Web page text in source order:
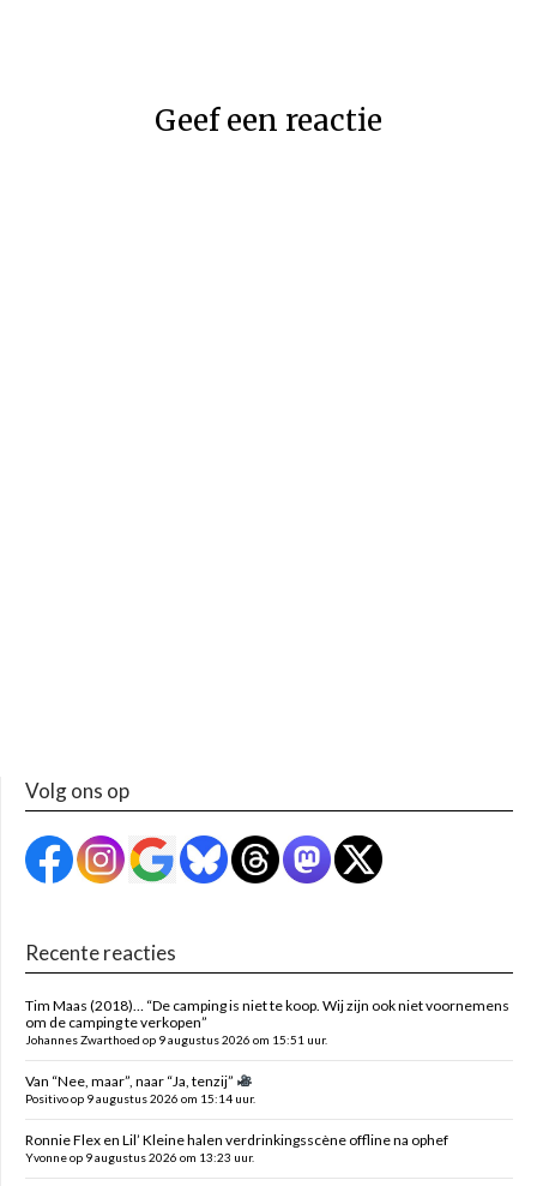
Geef een reactie
Volg ons op
Recente reacties
Tim Maas (2018)… “De camping is niet te koop. Wij zijn ook niet voornemens
om de camping te verkopen”
Johannes Zwarthoed op 9 augustus 2026 om 15:51 uur.
Van “Nee, maar”, naar “Ja, tenzij”
Positivo op 9 augustus 2026 om 15:14 uur.
Ronnie Flex en Lil’ Kleine halen verdrinkingsscène offline na ophef
Yvonne op 9 augustus 2026 om 13:23 uur.